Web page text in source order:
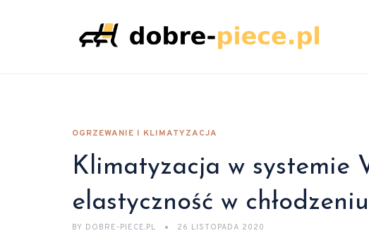
OGRZEWANIE I KLIMATYZACJA
Klimatyzacja w systemie
elastyczność w
BY DOBRE-PIECE.PL 26 LISTOPADA 2020